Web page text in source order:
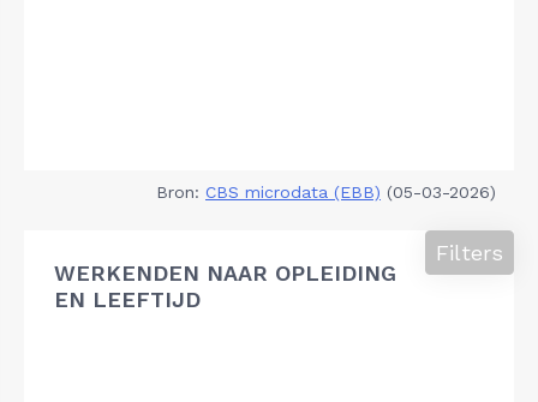
Bron: CBS microdata (EBB) (05-03-2026)
WERKENDEN NAAR OPLEIDING
EN LEEFTIJD
Filters